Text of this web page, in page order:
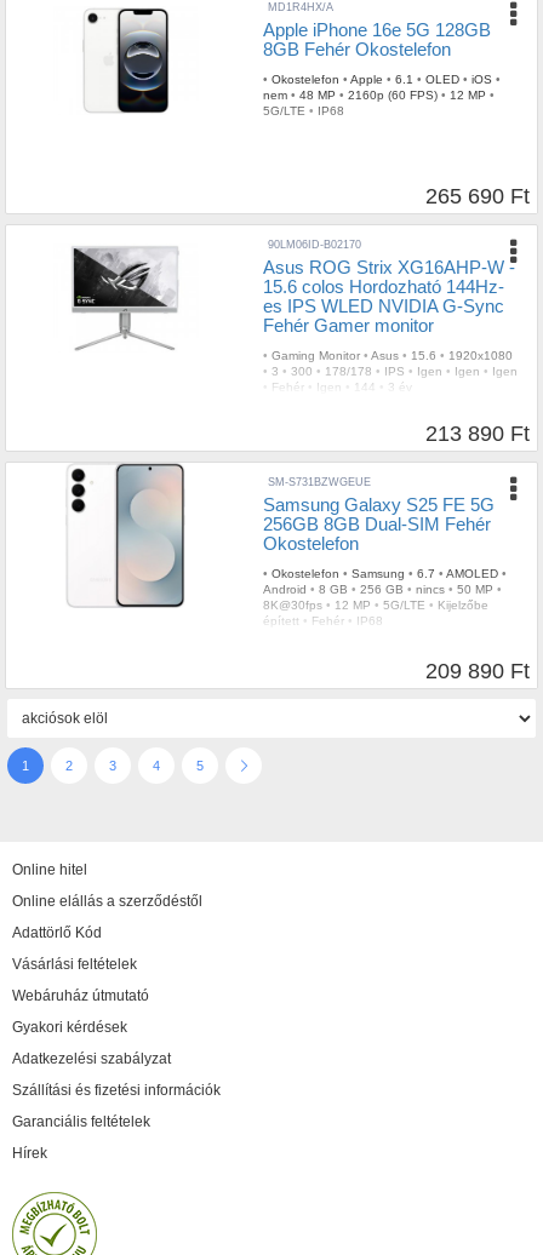
MD1R4HX/A
Apple iPhone 16e 5G 128GB
8GB Fehér Okostelefon
• Okostelefon • Apple • 6.1 • OLED • iOS •
nem • 48 MP • 2160p (60 FPS) • 12 MP •
5G/LTE • IP68
265 690 Ft
90LM06ID-B02170
Asus ROG Strix XG16AHP-W -
15.6 colos Hordozható 144Hz-
es IPS WLED NVIDIA G-Sync
Fehér Gamer monitor
• Gaming Monitor • Asus • 15.6 • 1920x1080
• 3 • 300 • 178/178 • IPS • Igen • Igen • Igen
Fehér Igen 144 3 év
213 890 Ft
SM-S731BZWGEUE
Samsung Galaxy S25 FE 5G
256GB 8GB Dual-SIM Fehér
Okostelefon
• Okostelefon • Samsung • 6.7 • AMOLED •
Android • 8 GB • 256 GB • nincs • 50 MP •
8K@30fps • 12 MP • 5G/LTE • Kijelzőbe
épített • Fehér • IP68
209 890 Ft
1 2 3 4 5
Online hitel
Online elállás a szerződéstől
Adattörlő Kód
Vásárlási feltételek
Webáruház útmutató
Gyakori kérdések
Adatkezelési szabályzat
Szállítási és fizetési információk
Garanciális feltételek
Hírek